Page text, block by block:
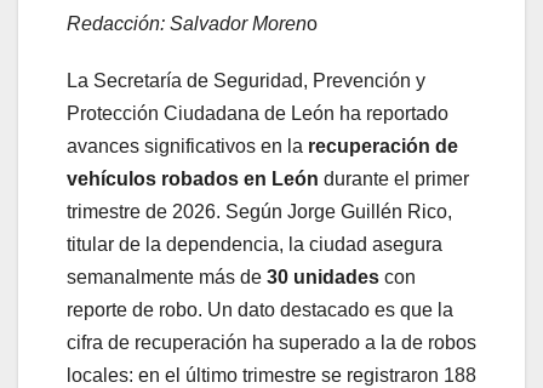
Redacción: Salvador Moreno
La Secretaría de Seguridad, Prevención y
Protección Ciudadana de León ha reportado
avances significativos en la recuperación de
vehículos robados en León durante el primer
trimestre de 2026. Según Jorge Guillén Rico,
titular de la dependencia, la ciudad asegura
semanalmente más de 30 unidades con
reporte de robo. Un dato destacado es que la
cifra de recuperación ha superado a la de robos
locales: en el último trimestre se registraron 188